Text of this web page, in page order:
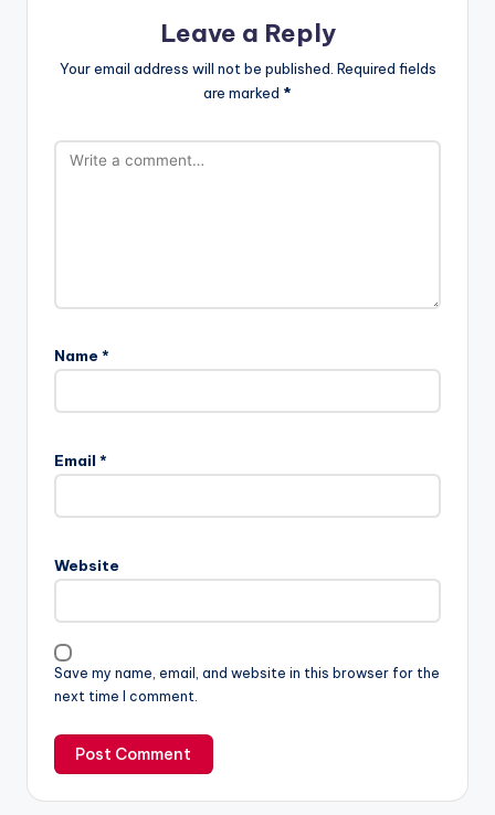
Leave a Reply
Your email address will not be published. Required fields
are marked *
Name *
Email *
Website
Save my name, email, and website in this browser for the
next time I comment.